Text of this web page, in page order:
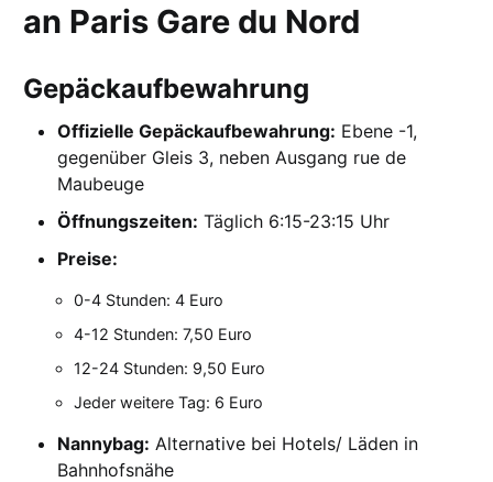
an Paris Gare du Nord
Gepäckaufbewahrung
Offizielle Gepäckaufbewahrung: Ebene -1,
gegenüber Gleis 3, neben Ausgang rue de
Maubeuge
Öffnungszeiten: Täglich 6:15-23:15 Uhr
Preise:
0-4 Stunden: 4 Euro
4-12 Stunden: 7,50 Euro
12-24 Stunden: 9,50 Euro
Jeder weitere Tag: 6 Euro
Nannybag: Alternative bei Hotels/ Läden in
Bahnhofsnähe